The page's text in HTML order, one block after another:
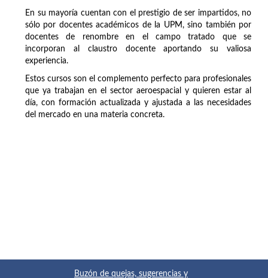
En su mayoría cuentan con el prestigio de ser impartidos, no
sólo por docentes académicos de la UPM, sino también por
docentes de renombre en el campo tratado que se
incorporan al claustro docente aportando su valiosa
experiencia.
Estos cursos son el complemento perfecto para profesionales
que ya trabajan en el sector aeroespacial y quieren estar al
día, con formación actualizada y ajustada a las necesidades
del mercado en una materia concreta.
Buzón de quejas, sugerencias y